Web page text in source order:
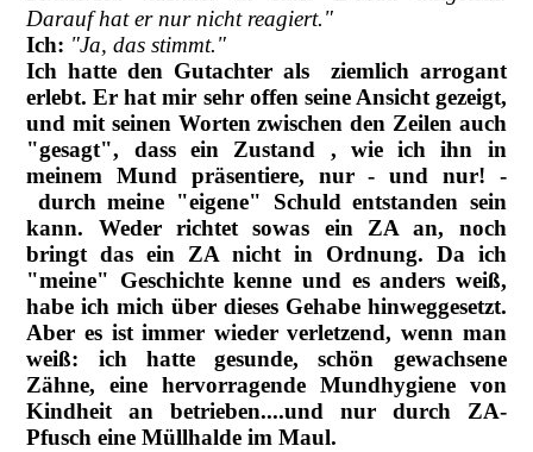
Darauf hat er nur nicht reagiert."
Ich: "Ja, das stimmt."
Ich hatte den Gutachter als ziemlich arrogant
erlebt. Er hat mir sehr offen seine Ansicht gezeigt,
und mit seinen Worten zwischen den Zeilen auch
"gesagt", dass ein Zustand , wie ich ihn in
meinem Mund präsentiere, nur - und nur! -
durch meine "eigene" Schuld entstanden sein
kann. Weder richtet sowas ein ZA an, noch
bringt das ein ZA nicht in Ordnung. Da ich
"meine" Geschichte kenne und es anders weiß,
habe ich mich über dieses Gehabe hinweggesetzt.
Aber es ist immer wieder verletzend, wenn man
weiß: ich hatte gesunde, schön gewachsene
Zähne, eine hervorragende Mundhygiene von
Kindheit an betrieben....und nur durch ZA-
Pfusch eine Müllhalde im Maul.